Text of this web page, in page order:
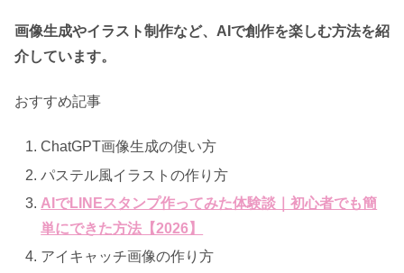
画像生成やイラスト制作など、AIで創作を楽しむ方法を紹
介しています。
おすすめ記事
ChatGPT画像生成の使い方
パステル風イラストの作り方
AIでLINEスタンプ作ってみた体験談｜初心者でも簡
単にできた方法【2026】
アイキャッチ画像の作り方